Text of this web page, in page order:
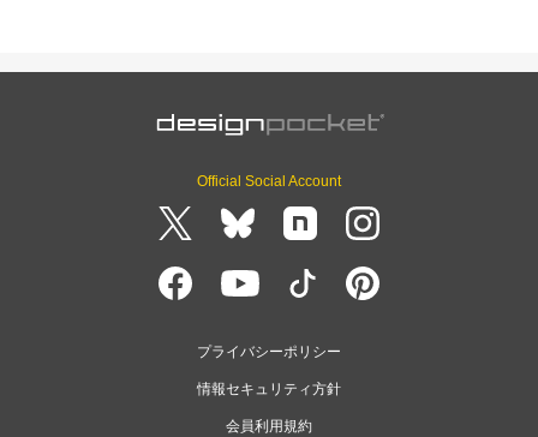
Official Social Account
プライバシーポリシー
情報セキュリティ方針
会員利用規約